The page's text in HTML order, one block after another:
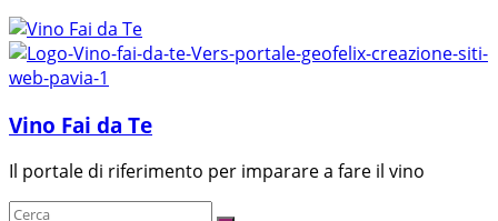
Vino Fai da Te
Il portale di riferimento per imparare a fare il vino